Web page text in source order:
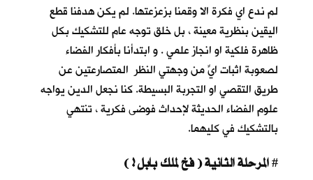
لم ندع اي فكرة الا وقمنا بزعزعتها. لم يكن هدفنا قطع
اليقين بنظرية معينة ، بل خلق توجه عام للتشكيك بكل
ظاهرة فلكية او انجاز علمي . و ابتدأنا بأفكار الفضاء
لصعوبة اثبات ايٍّ من وجهتي النظر المتصارعتين عن
طريق التقصي او التجربة البسيطة. كنا نجعل الدين يواجه
علوم الفضاء الحديثة لإحداث فوضى فكرية ، تنتهي
بالتشكيك في كليهما.
#